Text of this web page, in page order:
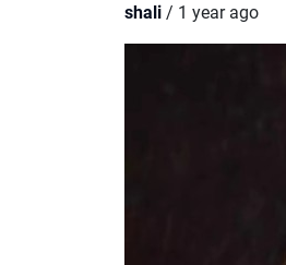
shali / 1 year ago